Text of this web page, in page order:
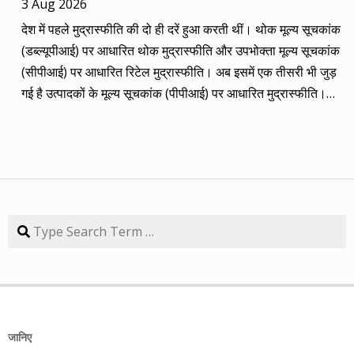
कंपनियां। आप नीचे की सारिणी से देख सकते हैं कि पांच में चार ने अपना
(तीन से पांच साल का) लक्ष्य साल भर में ही पूरा कर लिया है, जबकि एक
कंपनी 84.57 प्रतिशत रिटर्न के साथ लक्ष्य से ज़रा-सा पीछे है। तारीख
कंपनी तब का भाव समय लक्ष्य 30/09/14 का भाव रिटर्न (%) 01/09/13
डॉ. रेड्डीज़ लैब 2292.90 3 साल 2815 3229.60 40.85 08/09/13
संतुलन बनाकर चलते हैं। यह भी बताते हैं कि कहां पर एंट्री करें और आपके
हासिल कर चुका है और यही नहीं, 24 सितंबर 2014 को 3356.60 रुपए
3 Aug 2026
देश में पहले मुद्रास्फीति की दो ही दरें हुआ करती थीं। थोक मूल्य सूचकांक
(डब्ल्यूपीआई) पर आधारित थोक मुद्रास्फीति और उपभोक्ता मूल्य सूचकांक
(सीपीआई) पर आधारित रिटेल मुद्रास्फीति। अब इसमें एक तीसरी भी जुड़
गई है उत्पादकों के मूल्य सूचकांक (पीपीआई) पर आधारित मुद्रास्फीति।
मुद्रास्फीति जितनी बढ़ती है, उससे ज्यादा कमाई बढ़ जाए तो किसी को
मुद्रास्फीति का 4% बढ़ना भी घर-गृहस्थी की कमर तोड़ देता है। सरकार
कहती है कि उसने तो पिछले बारह सालों में मुद्रास्फीति को काबू में कर रखा
(एफआईटी) फ्रेमवर्क के तहत रिटेल मुद्रास्फीति के लिए 4% को बीच में
तक टूटी नहीं है। यह फ्रेमवर्क हर पांच साल पर बढ़ाया जाता है। अभी इसे
जानिए